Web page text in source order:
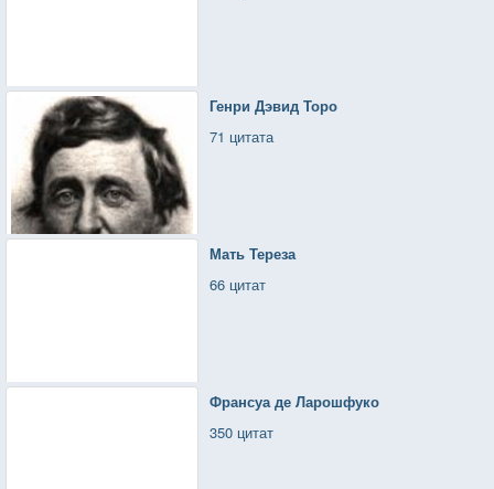
Генри Дэвид Торо
71 цитата
Мать Тереза
66 цитат
Франсуа де Ларошфуко
350 цитат